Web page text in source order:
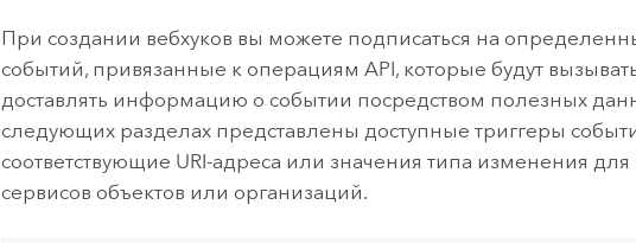
При создании вебхуков вы можете подписаться на
событий, привязанные к операциям API, которые будут
доставлять информацию о событии посредством полезных
следующих разделах представлены доступные триггеры
соответствующие URI-адреса или значения типа изменения для
сервисов объектов или организаций.